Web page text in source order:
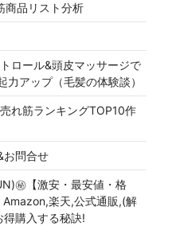
商品リスト分析
ロール&頭皮マッサージで
力アップ（毛髪の体験談）
れ筋ランキングTOP10作
お問合せ
㊙【激安・最安値・格
楽天,公式通販,(解
購入する秘訣!